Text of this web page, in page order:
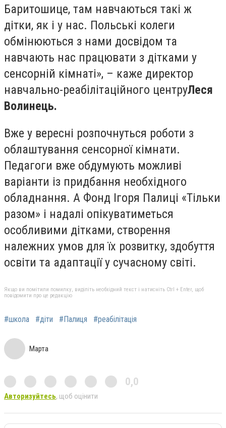
Баритошице, там навчаються такі ж
дітки, як і у нас. Польські колеги
обмінюються з нами досвідом та
навчають нас працювати з дітками у
сенсорній кімнаті», – каже директор
навчально-реабілітаційного центруЛеся
Волинець.
Вже у вересні розпочнуться роботи з
облаштування сенсорної кімнати.
Педагоги вже обдумують можливі
варіанти із придбання необхідного
обладнання. А Фонд Ігоря Палиці «Тільки
разом» і надалі опікуватиметься
особливими дітками, створення
належних умов для їх розвитку, здобуття
освіти та адаптації у сучасному світі.
Якщо ви помітили помилку, виділіть необхідний текст і натисніть Ctrl + Enter, щоб
повідомити про це редакцію
#школа #діти #Палиця #реабілітація
Марта
0,0
Авторизуйтесь, щоб оцінити